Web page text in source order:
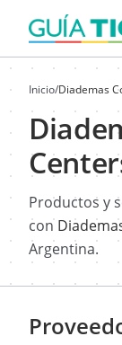
Inicio/Diademas
Productos y
con
Argentina.